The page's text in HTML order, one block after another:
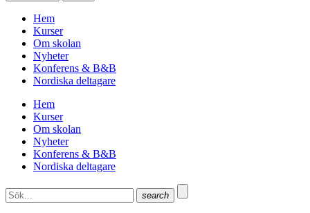
Hem
Kurser
Om skolan
Nyheter
Konferens & B&B
Nordiska deltagare
Hem
Kurser
Om skolan
Nyheter
Konferens & B&B
Nordiska deltagare
search